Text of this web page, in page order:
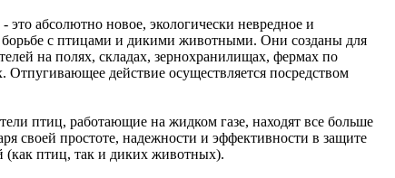
- это абсолютно новое, экологически невредное и
борьбе с птицами и дикими животными. Они созданы для
на полях, складах, зернохранилищах, фермах по
Отпугивающее действие осуществляется посредством
птиц, работающие на жидком газе, находят все больше
своей простоте, надежности и эффективности в защите
(как птиц, так и диких животных).